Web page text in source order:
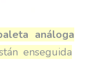
análoga
enseguida